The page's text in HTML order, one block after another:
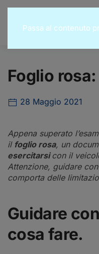
Passa al contenuto
Foglio
28 Maggio 2021
Appena superato
il foglio rosa, un
esercitarsicon il
Attenzione, guidare
comporta delle
Guidare
cosa fare.